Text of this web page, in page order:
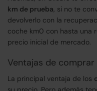
km de prueba, si no te
devolverlo con la
coche km0 con hasta una
precio inicial de mercado.
Ventajas de
La principal ventaja de los